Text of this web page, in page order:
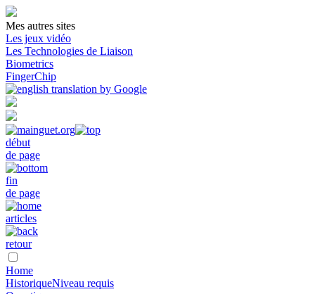
Mes autres sites
Les jeux vidéo
Les Technologies de Liaison
Biometrics
FingerChip
début
de page
fin
de page
articles
retour
Home
HistoriqueNiveau requis